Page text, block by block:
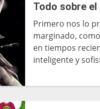
Todo sobre el
Primero nos lo
marginado,
en tiempos
inteligente y